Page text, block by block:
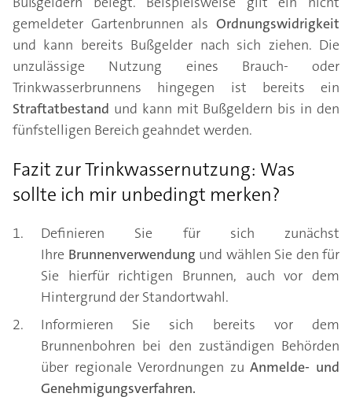
gemeldeter Gartenbrunnen als Ordnungswidrigkeit
und kann bereits Bußgelder nach sich ziehen. Die
unzulässige Nutzung eines Brauch- oder
Trinkwasserbrunnens hingegen ist bereits ein
Straftatbestand und kann mit Bußgeldern bis in den
fünfstelligen Bereich geahndet werden.
Fazit zur Trinkwassernutzung: Was
sollte ich mir unbedingt merken?
Definieren Sie für sich zunächst
Ihre Brunnenverwendung und wählen Sie den für
Sie hierfür richtigen Brunnen, auch vor dem
Hintergrund der Standortwahl.
Informieren Sie sich bereits vor dem
Brunnenbohren bei den zuständigen Behörden
über regionale Verordnungen zuAnmelde- und
Genehmigungsverfahren.